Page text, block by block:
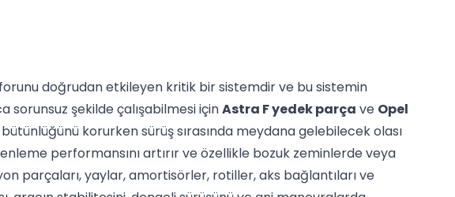
doğrudan etkileyen kritik bir sistemdir ve bu sistemin
sorunsuz şekilde çalışabilmesi içinAstra F yedek parça ve Opel
korurken sürüş sırasında meydana gelebilecek olası
performansını artırır ve özellikle bozuk zeminlerde veya
parçaları, yaylar, amortisörler, rotiller, aks bağlantıları ve